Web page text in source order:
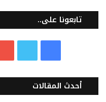
تابعونا على..
س
ي
أحدث المقالات